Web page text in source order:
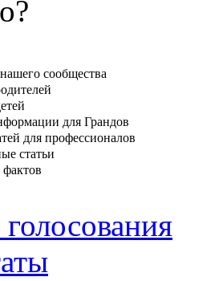
сообщества
для Грандов
для профессионалов
статьи